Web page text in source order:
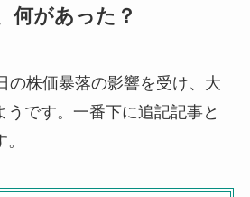
何があった？
の株価暴落の影響を受け、大
うです。一番下に追記記事と